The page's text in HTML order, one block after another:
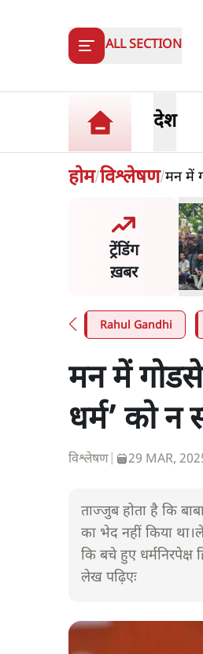
ALL SECTION
देश
होम/विश्लेषण/मन में
ट्रेंडिंग
ख़बर
प्रोटेस्ट- 'ताकतवर सरकार
पर आक्रामकता न दिखाए
जेन जी को सुने': SC
Rahul Gandhi
मन में
धर्म’ को
विश्लेषण 29 MAR,
ताज्जुब होता है कि
का भेद नहीं किया
कि बचे हुए धर्मनिरपेक्ष
लेख पढ़िएः